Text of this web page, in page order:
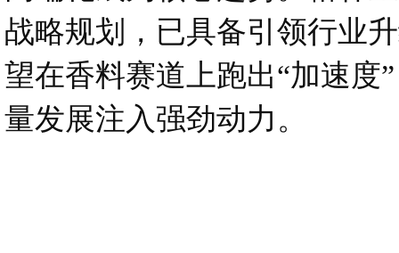
战略规划，已具备引领行业
望在香料赛道上跑出“加速度
量发展注入强劲动力。